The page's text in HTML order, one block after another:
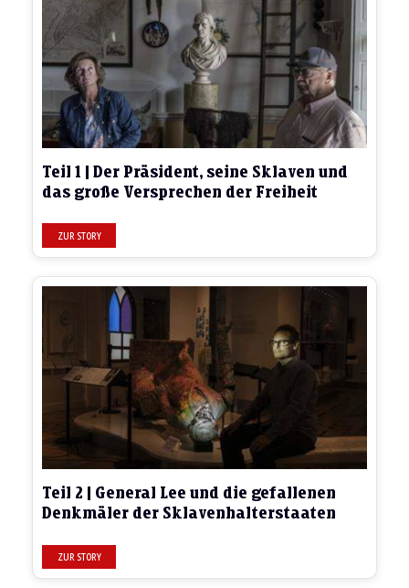
Teil 1 | Der Präsident, seine Sklaven und
das große Versprechen der Freiheit
Teil 2 | General Lee und die gefallenen
Denkmäler der Sklavenhalterstaaten